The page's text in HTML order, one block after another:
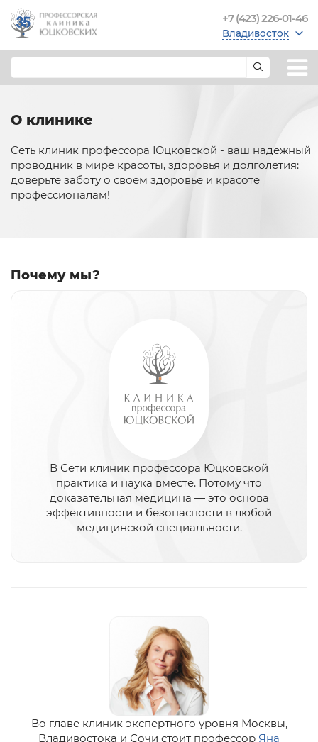
+7 (423) 226-01-46
Владивосток
О клинике
Сеть клиник профессора Юцковской - ваш надежный
проводник в мире красоты, здоровья и долголетия:
доверьте заботу о своем здоровье и красоте
профессионалам!
Почему мы?
В Сети клиник профессора Юцковской
практика и наука вместе. Потому что
доказательная медицина — это основа
эффективности и безопасности в любой
медицинской специальности.
Во главе клиник экспертного уровня Москвы,
Владивостока и Сочи стоит профессор Яна